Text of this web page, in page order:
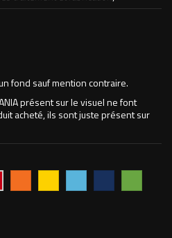
fond sauf mention contraire.
présent sur le visuel ne font
acheté, ils sont juste présent sur
clair
foncé pomme